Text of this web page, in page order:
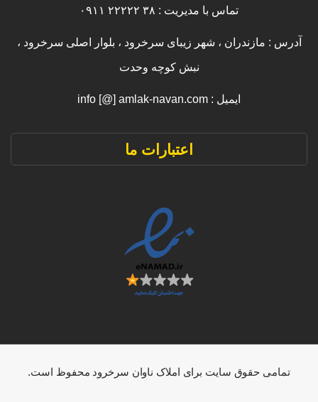
تماس با مدیریت : ۳۸ ۲۲۲۲۲ ۰۹۱۱
آدرس : مازندران ، شهر زیبای سرخرود ، بلوار اصلی سرخرود ،
نبش کوچه وحدت
ایمیل : info [@] amlak-navan.com
اعتبارات ما
تمامی حقوق سایت برای املاک ناوان سرخرود محفوظ است.